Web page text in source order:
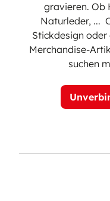
gravieren. Ob
Naturleder, ...
Stickdesign oder
Merchandise-
suchen